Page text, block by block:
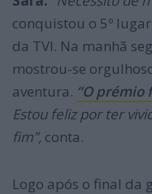
conquistou o 5º
da TVI. Na manhã
mostrou-se
aventura. “O prémio
Estou feliz por ter
fim”, conta.
Logo após o final da